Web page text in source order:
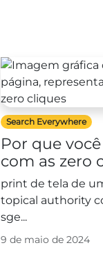
Search Everywhere
Por que
com as zero
sua
print de tela de
topical authority
sge...
9 de maio de 2024